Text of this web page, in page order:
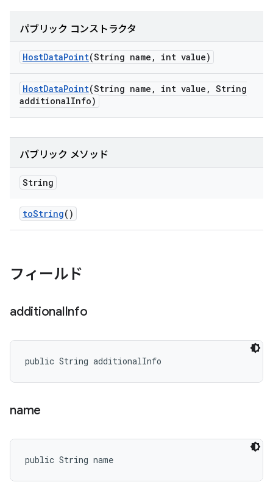
パブリック コンストラクタ
HostDataPoint(String name , int value)
HostDataPoint(String name , int value , String
additionalInfo)
パブリック メソッド
String
toString()
フィールド
additionalInfo
public String additionalInfo
name
public String name